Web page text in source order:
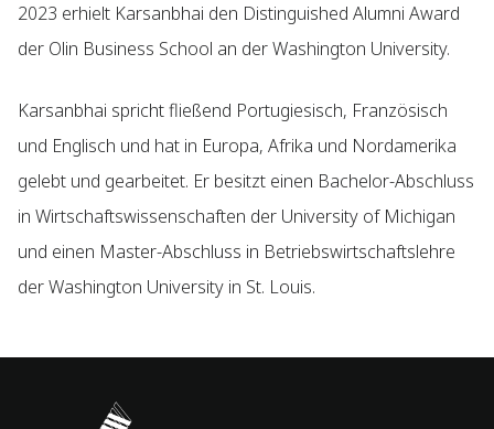
2023 erhielt Karsanbhai den Distinguished Alumni Award
der Olin Business School an der Washington University.
Karsanbhai spricht fließend Portugiesisch, Französisch
und Englisch und hat in Europa, Afrika und Nordamerika
gelebt und gearbeitet. Er besitzt einen Bachelor-Abschluss
in Wirtschaftswissenschaften der University of Michigan
und einen Master-Abschluss in Betriebswirtschaftslehre
der Washington University in St. Louis.